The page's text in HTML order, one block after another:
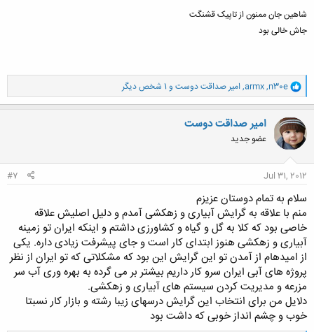
فکر نمی کنم با جواب همه گرایش ها خوبه به نتیجه برسن ، مسلما هر گرایشی
خوبی و بدی خودش داره و فرد انتخاب کننده هم معیار هایی داشته و با توجه
به معیارهاش انتخاب کرده ،پس یه راهنمایی درست و حسابی کنیم
نظر توضیح بدیم خیلی مفید واقع میشه
دوستانی که شاغل هستن می تونن در این ضمینه کمک بیشتری کنن ، ممنون
شاهین جان ممنون از تاپیک قشنگت
جاش خالی بود
و
ا
ک
ن
ش
ه
ا
n30e
,
armx
,امیر صداقت دوست و 1 شخص دیگر
امیر صداقت دوست
عضو جدید
Jul 31, 2012
#7
سلام به تمام دوستان عزیزم
منم با علاقه به گرایش آبیاری و زهکشی آمدم و دلیل اصلیش علاقه
خاصی بود که کلا به گل و گیاه و کشاورزی داشتم و اینکه ایران تو زمینه
آبیاری و زهکشی هنوز ابتدای کار است و جای پیشرفت زیادی داره. یکی
از امیدهام از آمدن تو این گرایش این بود که مشکلاتی که تو ایران از نظر
پروژه های آبی ایران سرو کار داریم بیشتر بر می گرده به بهره وری آب سر
مزرعه و مدیریت کردن سیستم های آبیاری و زهکشی.
دلایل من برای انتخاب این گرایش درسهای زیبا رشته و بازار کار نسبتا
خوب و چشم انداز خوبی که داشت بود